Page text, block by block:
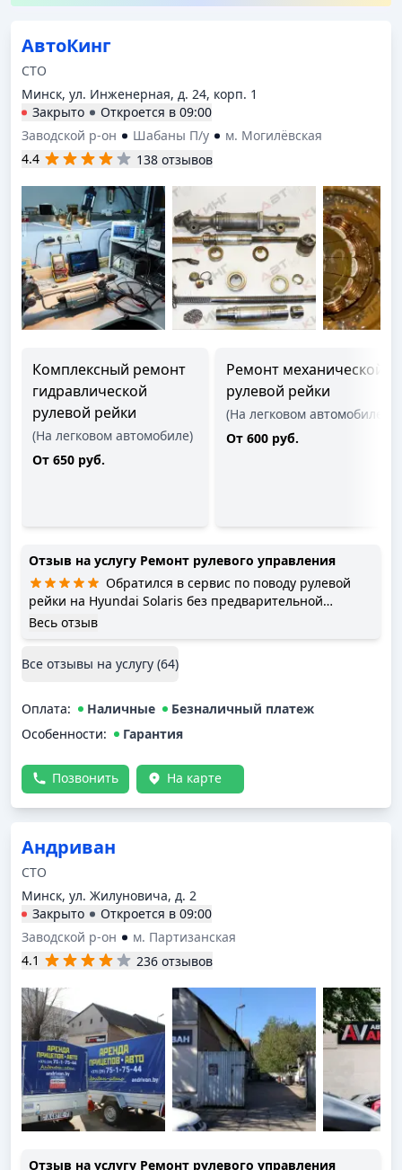
АвтоКинг
СТО
Минск, ул. Инженерная, д. 24, корп. 1
Закрыто
Откроется в 09:00
Заводской р-он
Шабаны П/у
м. Могилёвская
4.4
138 отзывов
Комплексный ремонт
гидравлической
рулевой рейки
(На легковом автомобиле)
От 650 руб.
Ремонт механической
рулевой рейки
(На легковом автомобиле)
От 600 руб.
Отзыв на услугу Ремонт рулевого управления
Обратился в сервис по поводу рулевой
рейки на Hyundai Solaris без предварительной
записи. Меня приняли сразу, без ожидания в
Через два часа машина уже ждала меня в полной
оставили самые положительное впечатление.
Рекомендую!
Весь отзыв
Все отзывы на услугу (64)
Оплата: Наличные
Безналичный платеж
Особенности:
Гарантия
Позвонить На карте
Андриван
СТО
Минск, ул. Жилуновича, д. 2
Закрыто
Откроется в 09:00
Заводской р-он
м. Партизанская
4.1
236 отзывов
Отзыв на услугу Ремонт рулевого управления